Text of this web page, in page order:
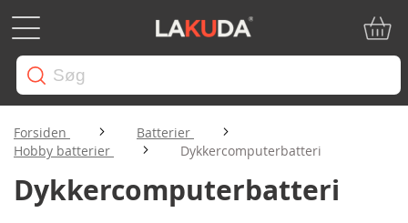
Forsiden
Batterier
Hobby batterier
Dykkercomputerbatteri
Dykkercomputerbatteri